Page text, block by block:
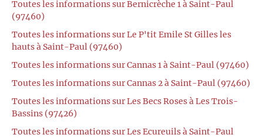
Toutes les informations sur Bernicrèche 1 à Saint-Paul
(97460)
Toutes les informations sur Le P'tit Emile St Gilles les
hauts à Saint-Paul (97460)
Toutes les informations sur Cannas 1 à Saint-Paul (97460)
Toutes les informations sur Cannas 2 à Saint-Paul (97460)
Toutes les informations sur Les Becs Roses à Les Trois-
Bassins (97426)
Toutes les informations sur Les Ecureuils à Saint-Paul